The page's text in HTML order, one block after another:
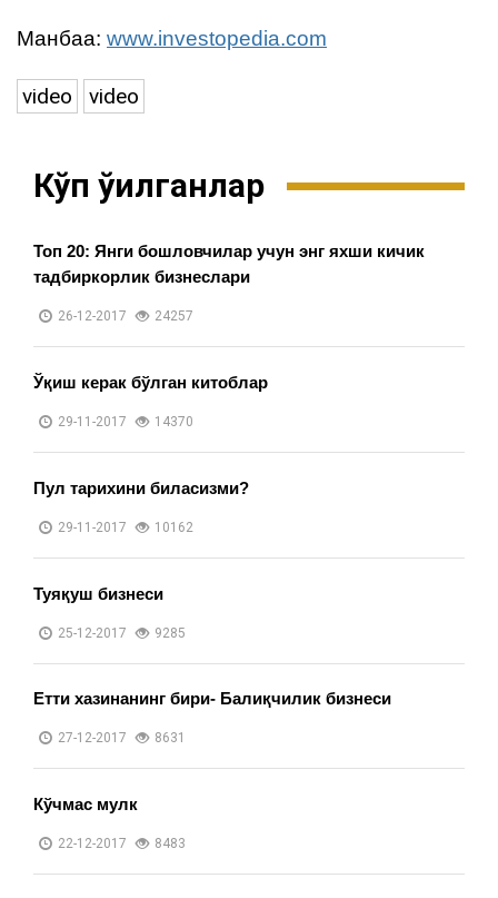
Манбаа: www.investopedia.com
video video
Кўп ўқилганлар
Топ 20: Янги бошловчилар учун энг яхши кичик
тадбиркорлик бизнеслари
26-12-2017 24257
Ўқиш керак бўлган китоблар
29-11-2017 14370
Пул тарихини биласизми?
29-11-2017 10162
Туяқуш бизнеси
25-12-2017 9285
Етти хазинанинг бири- Балиқчилик бизнеси
27-12-2017 8631
Кўчмас мулк
22-12-2017 8483